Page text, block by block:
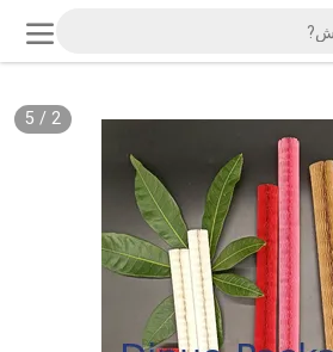
2
/
5